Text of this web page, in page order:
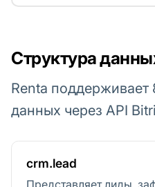
Структура
Renta поддерживает
данных через API
crm.lead